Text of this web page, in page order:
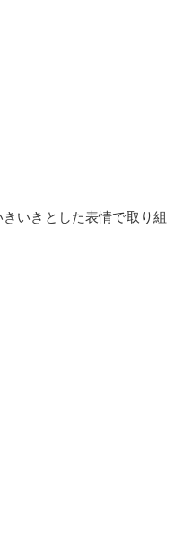
いきとした表情で取り組